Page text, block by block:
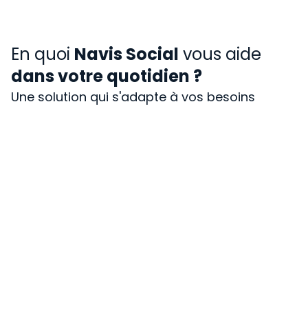
En quoi Navis Social vous aide
dans votre quotidien ?
Une solution qui s'adapte à vos besoins